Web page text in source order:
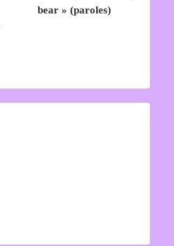
bear » (paroles)